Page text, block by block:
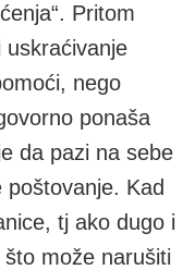
Pritom
uskraćivanje
nego
ponaša
da pazi na sebe
Kad
tj ako dugo i
može narušiti